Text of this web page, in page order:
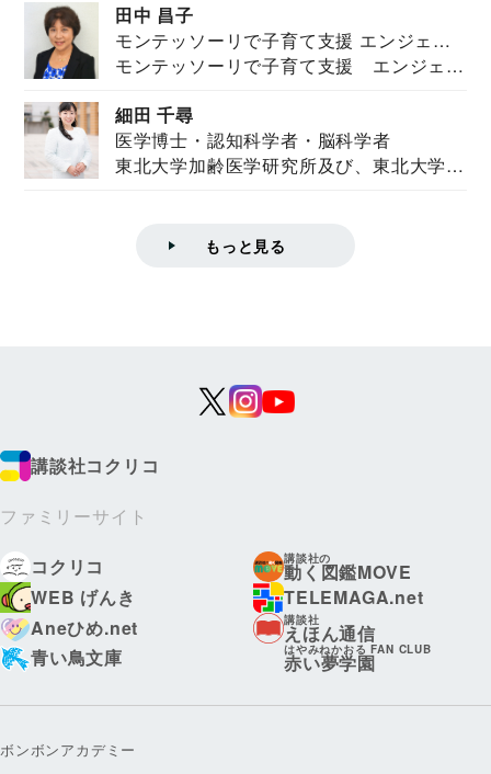
田中 昌子
モンテッソーリで子育て支援 エンジェル
ズハウス研究所所長
モンテッソーリで子育て支援 エンジェル
細田 千尋
医学博士・認知科学者・脳科学者
東北大学加齢医学研究所及び、東北大学大
もっと見る
講談社コクリコ
ファミリーサイト
コクリコ
講談社の
動く図鑑MOVE
WEB げんき
TELEMAGA.net
Aneひめ.net
講談社
えほん通信
青い鳥文庫
はやみねかおる FAN CLUB
赤い夢学園
ボンボンアカデミー